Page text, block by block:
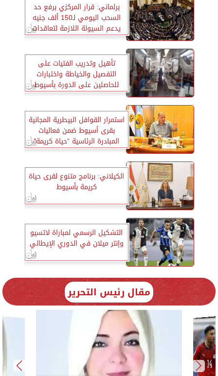
برلماني: قرار المركزي برفع حد
السحب اليومي لـ150 ألف جنيه
يدعم السيولة اللازمة لتعاقدات
المصانع
تأهيل وتدريب الفتيات على
التفصيل والخياطة واختبارات
للحاصلين على الدورة بأسيوط
استمرار القوافل البيطرية المجانية
بقرى أسيوط ضمن فعاليات
المبادرة الرئاسية ”حياة كريمة”
الكيلاني: برنامج متنوع لقرى حياة
كريمة بأسيوط
التشكيل الرسمي لمباراة لاتسيو
وإنتر ميلان في الدوري الإيطالي
مقال رئيس التحرير